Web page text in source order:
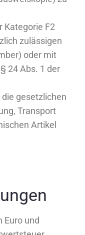
Kategorie F2
zulässigen
oder mit
24 Abs. 1 der
gesetzlichen
Transport
Artikel
Euro und